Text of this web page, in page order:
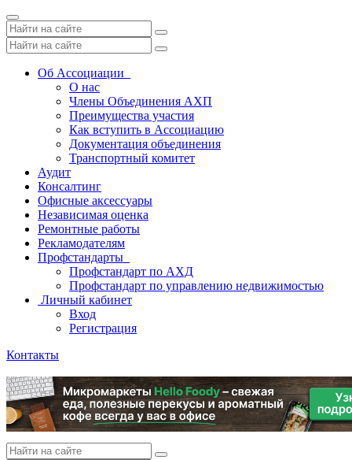
Toggle
navigation
Об Ассоциации
О нас
Члены Объединения АХП
Преимущества участия
Как вступить в Ассоциацию
Документация объединения
Транспортный комитет
Аудит
Консалтинг
Офисные аксессуары
Независимая оценка
Ремонтные работы
Рекламодателям
Профстандарты
Профстандарт по АХД
Профстандарт по управлению недвижимостью
Личный кабинет
Вход
Регистрация
Контакты